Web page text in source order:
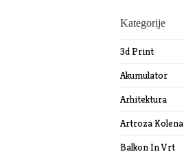
Kategorije
3d Print
Akumulator
Arhitektura
Artroza Kolena
Balkon In Vrt